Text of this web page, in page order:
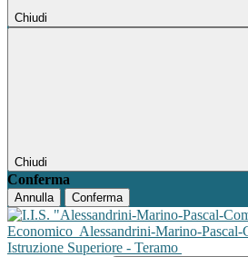
Chiudi
Chiudi
Conferma
Annulla Conferma
Economico Alessandrini-Marino-Pascal-
Istruzione Superiore - Teramo